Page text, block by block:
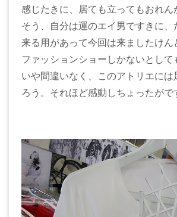
感じたきに、居ても立ってもおれん
そう、自分は運のエイ男ですきに、
来る用があって今回は来ましたけ
ファッションショーしかないとして
いや間違いなく、このアトリエには
ろう。それほど感動しちょったがで